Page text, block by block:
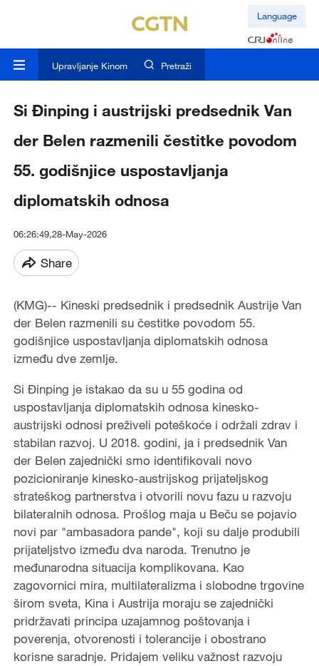
Language
Upravljanje Kinom Pretraži
Si Đinping i austrijski predsednik Van
der Belen razmenili čestitke povodom
55. godišnjice uspostavljanja
diplomatskih odnosa
06:26:49,28-May-2026
Share
(KMG)-- Kineski predsednik i predsednik Austrije Van
der Belen razmenili su čestitke povodom 55.
godišnjice uspostavljanja diplomatskih odnosa
između dve zemlje.
Si Đinping je istakao da su u 55 godina od
uspostavljanja diplomatskih odnosa kinesko-
austrijski odnosi preživeli poteškoće i održali zdrav i
stabilan razvoj. U 2018. godini, ja i predsednik Van
der Belen zajednički smo identifikovali novo
pozicioniranje kinesko-austrijskog prijateljskog
strateškog partnerstva i otvorili novu fazu u razvoju
bilateralnih odnosa. Prošlog maja u Beču se pojavio
novi par "ambasadora pande", koji su dalje produbili
prijateljstvo između dva naroda. Trenutno je
međunarodna situacija komplikovana. Kao
zagovornici mira, multilateralizma i slobodne trgovine
širom sveta, Kina i Austrija moraju se zajednički
pridržavati principa uzajamnog poštovanja i
poverenja, otvorenosti i tolerancije i obostrano
korisne saradnje. Pridajem veliku važnost razvoju